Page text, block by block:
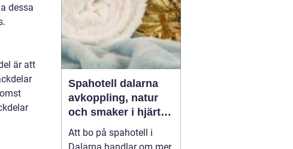
dessa
är att
till stress, trots att den i...
Spahotell dalarna
avkoppling, natur
och smaker i hjärtat
av landskapet
Att bo på spahotell i